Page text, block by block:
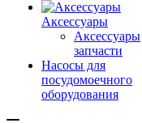
Аксессуары
Аксессуары
запчасти
Насосы для
посудомоечного
оборудования